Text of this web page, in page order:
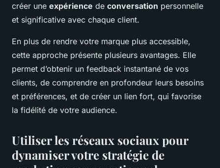
créer une expérience de conversation personnelle
et significative avec chaque client.
En plus de rendre votre marque plus accessible,
cette approche présente plusieurs avantages. Elle
permet d’obtenir un feedback instantané de vos
clients, de comprendre en profondeur leurs besoins
et préférences, et de créer un lien fort, qui favorise
la fidélité de votre audience.
Utiliser les réseaux sociaux pour
dynamiser votre stratégie de